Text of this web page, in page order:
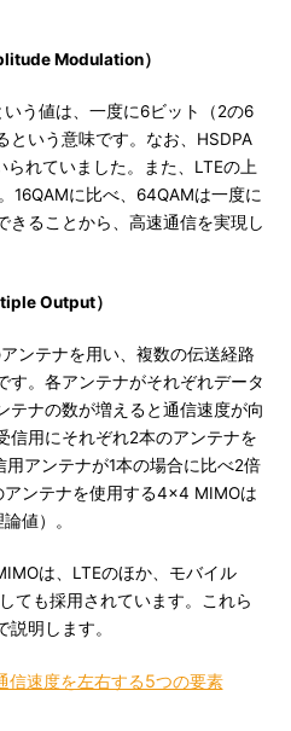
Modulation）
う値は、一度に6ビット（2の6
という意味です。なお、HSDPA
れていました。また、LTEの上
16QAMに比べ、64QAMは一度に
きることから、高速通信を実現し
Output）
ンテナを用い、複数の伝送経路
す。各アンテナがそれぞれデータ
テナの数が増えると通信速度が向
信用にそれぞれ2本のアンテナを
アンテナが1本の場合に比べ2倍
ンテナを使用する4×4 MIMOは
値）。
は、LTEのほか、モバイル
ても採用されています。これら
明します。
信速度を左右する5つの要素